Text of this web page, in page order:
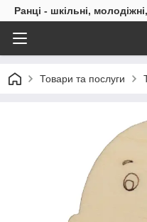
Ранці - шкільні,
Товари та послуги